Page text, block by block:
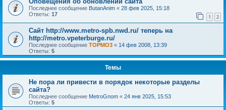
Последнее сообщение ButanAnim « 28 фев 2025, 15:18
Ответы: 17 1 2
Сайт http://www.metro-spb.nwd.ru/ теперь на
http://metro.vpeterburge.ru/
Последнее сообщение TOPMO3 « 14 фев 2008, 13:39
Ответы: 5
Темы
Не пора ли привести в порядок некоторые разделы
сайта?
Последнее сообщение MetroGnom « 24 янв 2025, 15:53
Ответы: 5